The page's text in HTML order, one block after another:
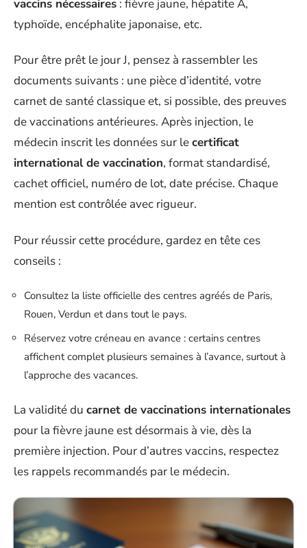
vaccins nécessaires : fièvre jaune, hépatite A,
typhoïde, encéphalite japonaise, etc.
Pour être prêt le jour J, pensez à rassembler les
documents suivants : une pièce d’identité, votre
carnet de santé classique et, si possible, des preuves
de vaccinations antérieures. Après injection, le
médecin inscrit les données sur lecertificat
international de vaccination, format standardisé,
cachet officiel, numéro de lot, date précise. Chaque
mention est contrôlée avec rigueur.
Pour réussir cette procédure, gardez en tête ces
conseils :
Consultez la liste officielle des centres agréés de Paris,
Rouen, Verdun et dans tout le pays.
Réservez votre créneau en avance : certains centres
affichent complet plusieurs semaines à l’avance, surtout à
l’approche des vacances.
La validité du carnet de vaccinations internationales
pour la fièvre jaune est désormais à vie, dès la
première injection. Pour d’autres vaccins, respectez
les rappels recommandés par le médecin.